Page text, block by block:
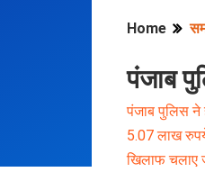
Home
पंजाब
पंजाब पुलिस ने
5.07 लाख
खिलाफ चलाए